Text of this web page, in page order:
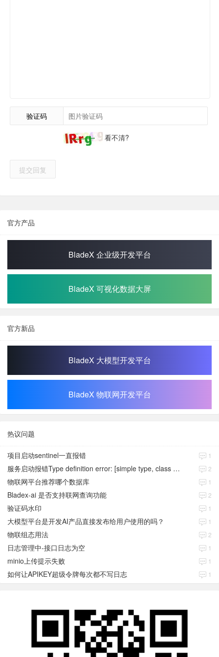
验证码
看不清?
提交回复
官方产品
BladeX 企业级开发平台
BladeX 可视化数据大屏
官方新品
BladeX 大模型开发平台
BladeX 物联网开发平台
热议问题
项目启动sentinel一直报错 1
服务启动报错Type definition error: [simple type, class java.time.Instant] 2
物联网平台推荐哪个数据库 1
Bladex-ai 是否支持联网查询功能 2
验证码水印 1
大模型平台是开发AI产品直接发布给用户使用的吗？ 1
物联组态用法 2
日志管理中-接口日志为空 1
minio上传提示失败 1
如何让APIKEY超级令牌每次都不写日志 1